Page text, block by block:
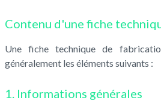
Contenu d'une fiche
Une fiche technique de
généralement les éléments suivants :
1. Informations générales